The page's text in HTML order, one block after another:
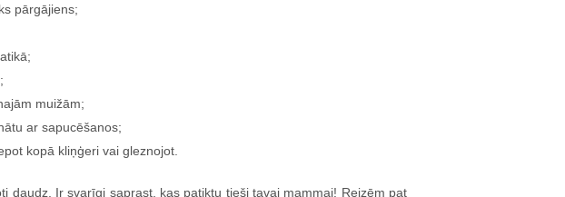
pārgājiens;
muižām;
ar sapucēšanos;
kopā kliņģeri vai gleznojot.
daudz. Ir svarīgi saprast, kas patiktu tieši tavai mammai! Reizēm pat